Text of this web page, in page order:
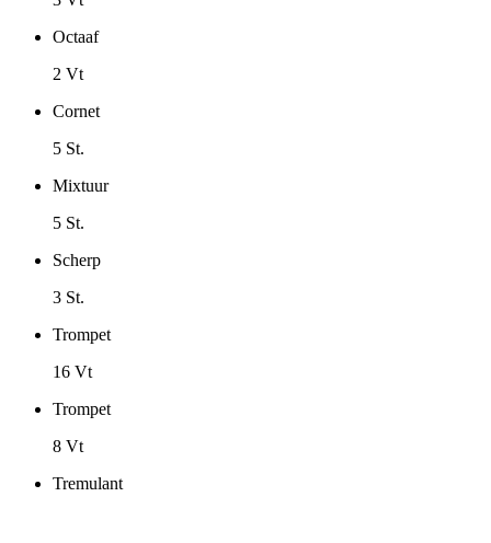
Octaaf
2 Vt
Cornet
5 St.
Mixtuur
5 St.
Scherp
3 St.
Trompet
16 Vt
Trompet
8 Vt
Tremulant